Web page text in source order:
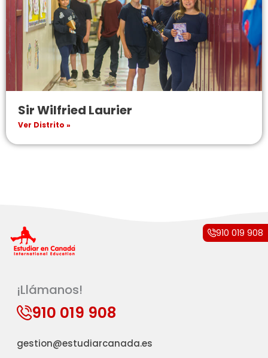
Sir Wilfried Laurier
Ver Distrito »
910 019 908
¡Llámanos!
910 019 908
gestion@estudiarcanada.es